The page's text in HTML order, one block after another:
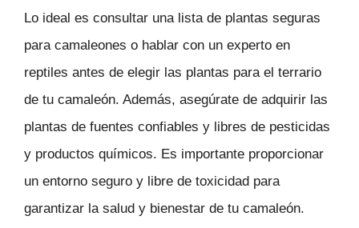
Lo ideal es consultar una lista de plantas seguras
para camaleones o hablar con un experto en
reptiles antes de elegir las plantas para el terrario
de tu camaleón. Además, asegúrate de adquirir las
plantas de fuentes confiables y libres de pesticidas
y productos químicos. Es importante proporcionar
un entorno seguro y libre de toxicidad para
garantizar la salud y bienestar de tu camaleón.